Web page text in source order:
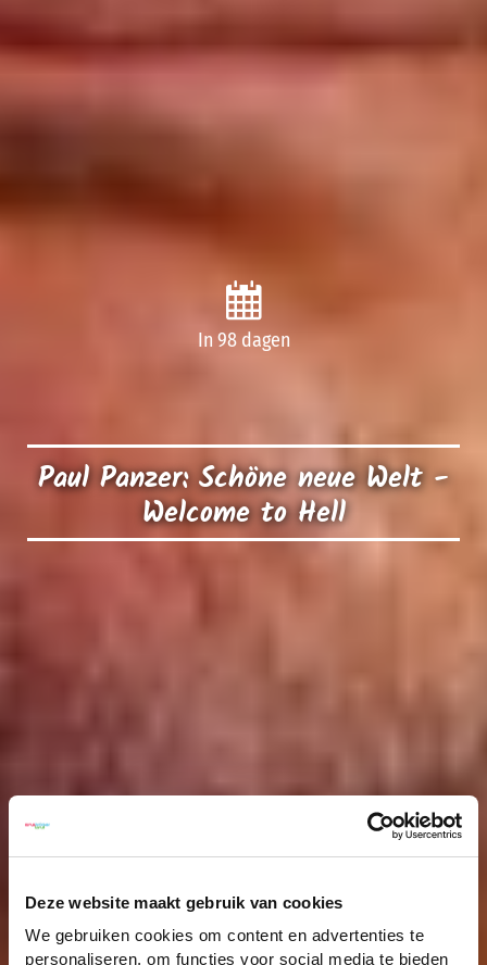
Deze website maakt gebruik van cookies
We gebruiken cookies om content en advertenties te
personaliseren, om functies voor social media te bieden
In 98 dagen
Paul Panzer: Schöne neue Welt -
Welcome to Hell